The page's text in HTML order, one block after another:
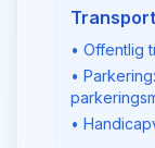
• Offentlig
•
•